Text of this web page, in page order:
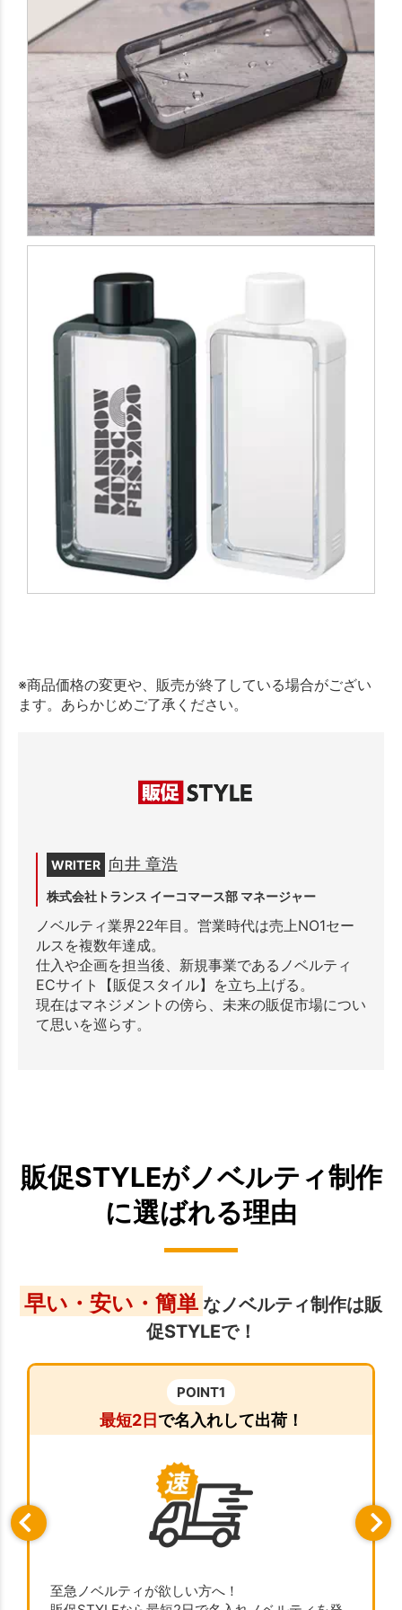
※商品価格の変更や、販売が終了している場合がござい
ます。あらかじめご了承ください。
WRITER 向井 章浩
株式会社トランス イーコマース部 マネージャー
ノベルティ業界22年目。営業時代は売上NO1セー
ルスを複数年達成。
仕入や企画を担当後、新規事業であるノベルティ
ECサイト【販促スタイル】を立ち上げる。
現在はマネジメントの傍ら、未来の販促市場につい
て思いを巡らす。
販促STYLEがノベルティ制作
に選ばれる理由
早い・安い・簡単 なノベルティ制作は販
促STYLEで！
POINT1
最短2日で名入れして出荷！
至急ノベルティが欲しい方へ！